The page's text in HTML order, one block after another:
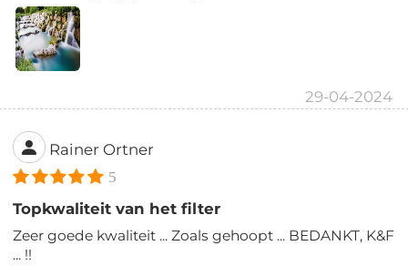
29-04-2024
Rainer Ortner
5
Topkwaliteit van het filter
Zeer goede kwaliteit ... Zoals gehoopt ... BEDANKT, K&F
... !!